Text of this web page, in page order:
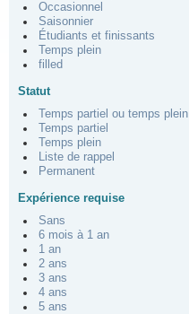
Occasionnel
Saisonnier
Étudiants et finissants
Temps plein
filled
Statut
Temps partiel ou temps plein
Temps partiel
Temps plein
Liste de rappel
Permanent
Expérience requise
Sans
6 mois à 1 an
1 an
2 ans
3 ans
4 ans
5 ans